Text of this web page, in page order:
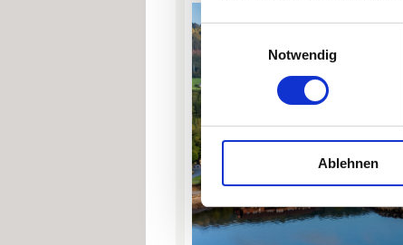
Einwilligungsauswahl
Notwendig
Ablehnen